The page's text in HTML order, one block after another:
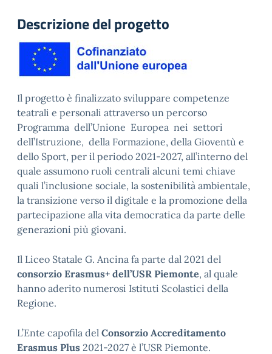
Descrizione del progetto
Il progetto è finalizzato sviluppare competenze
teatrali e personali attraverso un percorso
Programma dell’Unione Europea nei settori
dell’Istruzione, della Formazione, della Gioventù e
dello Sport, per il periodo 2021-2027, all’interno del
quale assumono ruoli centrali alcuni temi chiave
quali l’inclusione sociale, la sostenibilità ambientale,
la transizione verso il digitale e la promozione della
partecipazione alla vita democratica da parte delle
generazioni più giovani.
Il Liceo Statale G. Ancina fa parte dal 2021 del
consorzio Erasmus+ dell’USR Piemonte, al quale
hanno aderito numerosi Istituti Scolastici della
Regione.
L’Ente capofila del Consorzio Accreditamento
Erasmus Plus 2021-2027 è l’USR Piemonte.